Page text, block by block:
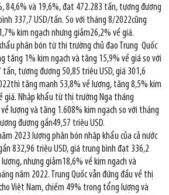
84,6% và 19,6%, đạt 472.283 tấn, tương đương
337,7 USD/tấn. So với tháng 8/2022cũng
kim ngạch nhưng giảm26,2% về giá.
phân bón từ thị trường chủ đạo Trung Quốc
tăng 1% kim ngạch và tăng 15,9% về giá so với
tương đương 50,85 triệu USD, giá 301,6
tăng mạnh 53,8% về lượng, tăng 8,5% kim
giá. Nhập khẩu từ thị trường Nga tháng
lượng và tăng 1.608% kim ngạch so với tháng
đương gần49,57 triệu USD.
2023 lượng phân bón nhập khẩu của cả nước
832,96 triệu USD, giá trung bình đạt 336,2
nhưng giảm18,6% về kim ngach và
năm 2022. Trung Quốc vẫn đứng đầu về thị
Việt Nam, chiếm 49% trong tổng lượng và